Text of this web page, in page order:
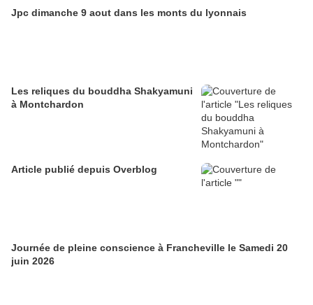
Jpc dimanche 9 aout dans les monts du lyonnais
Les reliques du bouddha Shakyamuni
à Montchardon
Article publié depuis Overblog
Journée de pleine conscience à Francheville le Samedi 20
juin 2026